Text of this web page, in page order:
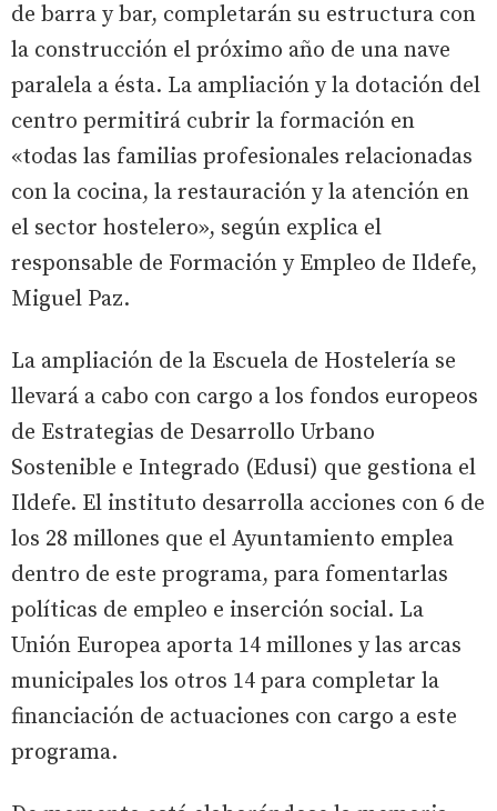
de barra y bar, completarán su estructura con
la construcción el próximo año de una nave
paralela a ésta. La ampliación y la dotación del
centro permitirá cubrir la formación en
«todas las familias profesionales relacionadas
con la cocina, la restauración y la atención en
el sector hostelero», según explica el
responsable de Formación y Empleo de Ildefe,
Miguel Paz.
La ampliación de la Escuela de Hostelería se
llevará a cabo con cargo a los fondos europeos
de Estrategias de Desarrollo Urbano
Sostenible e Integrado (Edusi) que gestiona el
Ildefe. El instituto desarrolla acciones con 6 de
los 28 millones que el Ayuntamiento emplea
dentro de este programa, para fomentarlas
políticas de empleo e inserción social. La
Unión Europea aporta 14 millones y las arcas
municipales los otros 14 para completar la
financiación de actuaciones con cargo a este
programa.